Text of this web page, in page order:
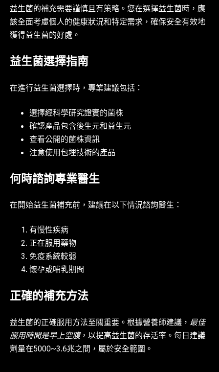
益生菌的補充需要謹慎且有策略。您在選擇益生菌時，應
該全面考慮個人的健康狀況和特定需求，確保安全有效地
獲得益生菌的好處。
益生菌選擇指南
在進行益生菌選擇時，專業建議包括：
選擇經科學研究證實的菌株
確認產品包含後生元和益生元
查看公開的菌株資訊
注意使用包埋技術的產品
何時諮詢專業醫生
在開始益生菌補充前，建議在以下情況諮詢醫生：
有慢性疾病
正在服用藥物
免疫系統較弱
懷孕或哺乳期間
正確的補充方法
益生菌的正確服用方法至關重要。根據營養師建議， 最佳
服用時間是早上空腹，以提高益生菌的存活率。每日建議
劑量在5000~3.6兆之間，屬於安全範圍。